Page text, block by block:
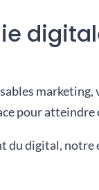
marketing,
pour atteindre
du digital,